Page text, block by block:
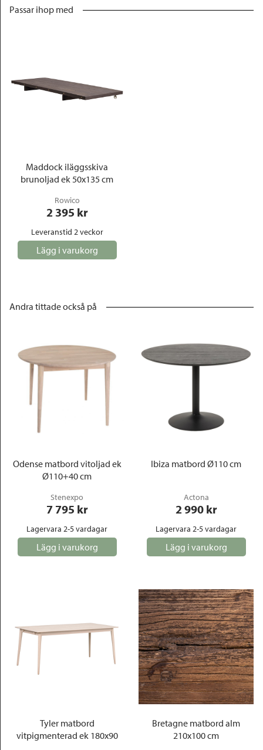
Passar ihop med
Maddock iläggsskiva
brunoljad ek 50x135 cm
Rowico
2 395 kr
Leveranstid 2 veckor
Lägg i varukorg
Andra tittade också på
Odense matbord vitoljad ek
Ø110+40 cm
Stenexpo
7 795 kr
Lagervara 2-5 vardagar
Lägg i varukorg
Ibiza matbord Ø110 cm
Actona
2 990 kr
Lagervara 2-5 vardagar
Lägg i varukorg
Tyler matbord
vitpigmenterad ek 180x90
Bretagne matbord alm
210x100 cm